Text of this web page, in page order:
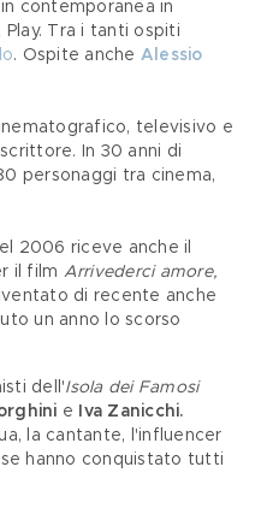
contemporanea in
Tra i tanti ospiti
. Ospite anche Alessio
In 30 anni di
personaggi tra cinema,
2006 riceve anche il
il film Arrivederci amore,
di recente anche
un anno lo scorso
dell'Isola dei Famosi
e Iva Zanicchi.
la cantante, l'influencer
hanno conquistato tutti